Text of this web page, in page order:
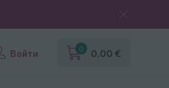
Войти 0 0,00 €